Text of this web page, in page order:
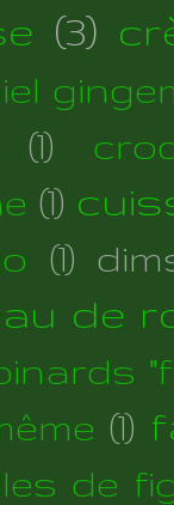
(3)
(1)
(1)
(1)
de
(1)
de